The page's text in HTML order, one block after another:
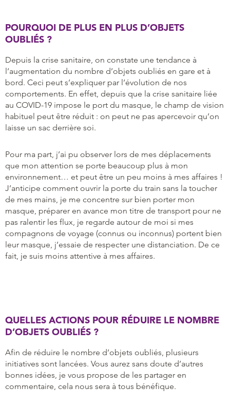
POURQUOI DE PLUS EN PLUS D’OBJETS
OUBLIÉS ?
Depuis la crise sanitaire, on constate une tendance à
l’augmentation du nombre d’objets oubliés en gare et à
bord. Ceci peut s’expliquer par l’évolution de nos
comportements. En effet, depuis que la crise sanitaire liée
au COVID-19 impose le port du masque, le champ de vision
habituel peut être réduit : on peut ne pas apercevoir qu’on
laisse un sac derrière soi.
Pour ma part, j’ai pu observer lors de mes déplacements
que mon attention se porte beaucoup plus à mon
environnement… et peut être un peu moins à mes affaires !
J’anticipe comment ouvrir la porte du train sans la toucher
de mes mains, je me concentre sur bien porter mon
masque, préparer en avance mon titre de transport pour ne
pas ralentir les flux, je regarde autour de moi si mes
compagnons de voyage (connus ou inconnus) portent bien
leur masque, j’essaie de respecter une distanciation. De ce
fait, je suis moins attentive à mes affaires.
QUELLES ACTIONS POUR RÉDUIRE LE NOMBRE
D’OBJETS OUBLIÉS ?
Afin de réduire le nombre d’objets oubliés, plusieurs
initiatives sont lancées. Vous aurez sans doute d’autres
bonnes idées, je vous propose de les partager en
commentaire, cela nous sera à tous bénéfique.